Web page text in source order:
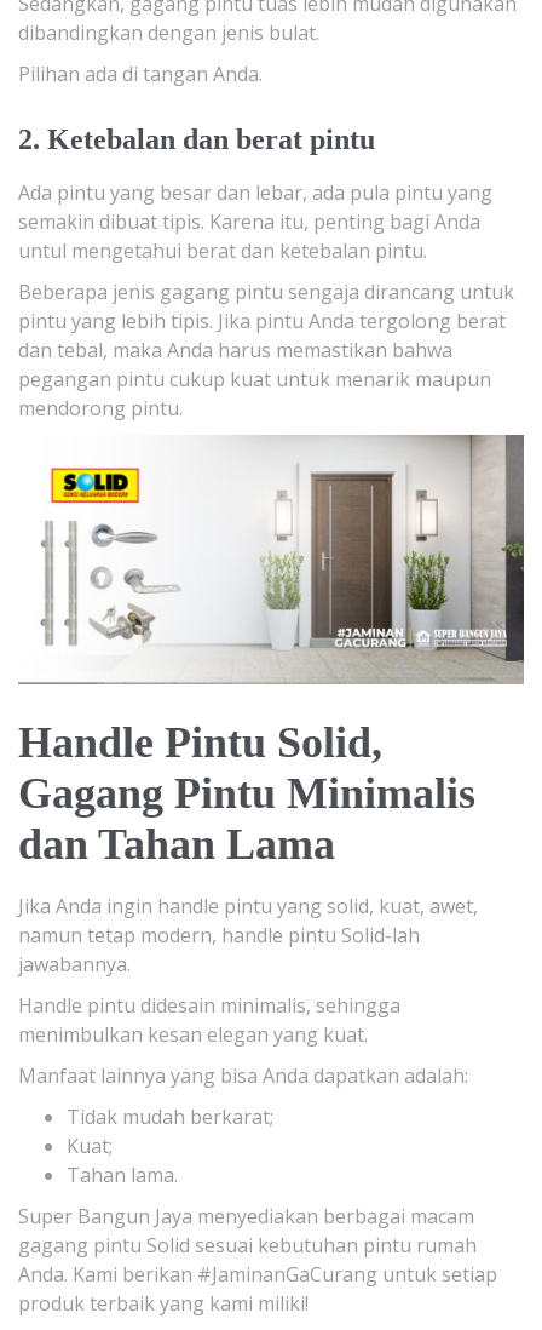
dibandingkan dengan jenis bulat.
Pilihan ada di tangan Anda.
2. Ketebalan dan berat pintu
Ada pintu yang besar dan lebar, ada pula pintu yang
semakin dibuat tipis. Karena itu, penting bagi Anda
untul mengetahui berat dan ketebalan pintu.
Beberapa jenis gagang pintu sengaja dirancang untuk
pintu yang lebih tipis. Jika pintu Anda tergolong berat
dan tebal, maka Anda harus memastikan bahwa
pegangan pintu cukup kuat untuk menarik maupun
mendorong pintu.
Handle Pintu Solid,
Gagang Pintu Minimalis
dan Tahan Lama
Jika Anda ingin handle pintu yang solid, kuat, awet,
namun tetap modern, handle pintu Solid-lah
jawabannya.
Handle pintu didesain minimalis, sehingga
menimbulkan kesan elegan yang kuat.
Manfaat lainnya yang bisa Anda dapatkan adalah:
Tidak mudah berkarat;
Kuat;
Tahan lama.
Super Bangun Jaya menyediakan berbagai macam
gagang pintu Solid sesuai kebutuhan pintu rumah
Anda. Kami berikan #JaminanGaCurang untuk setiap
produk terbaik yang kami miliki!